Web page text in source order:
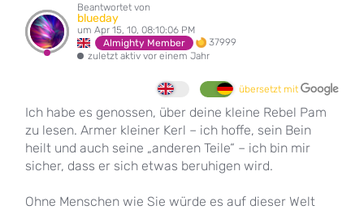
Beantwortet von
blueday
um Apr 15, 10, 08:10:06 PM
Almighty Member
37999
zuletzt aktiv vor einem Jahr
übersetzt mit
Ich habe es genossen, über deine kleine Rebel Pam
zu lesen. Armer kleiner Kerl – ich hoffe, sein Bein
heilt und auch seine „anderen Teile“ – ich bin mir
sicher, dass er sich etwas beruhigen wird.
Ohne Menschen wie Sie würde es auf dieser Welt